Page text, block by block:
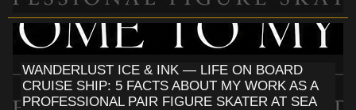
WANDERLUST ICE & INK — LIFE ON BOARD
CRUISE SHIP: 5 FACTS ABOUT MY WORK AS A
PROFESSIONAL PAIR FIGURE SKATER AT SEA